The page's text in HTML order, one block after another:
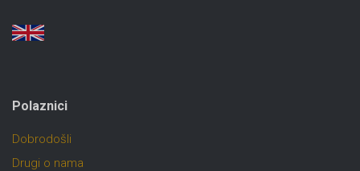
Polaznici
Dobrodošli
Drugi o nama